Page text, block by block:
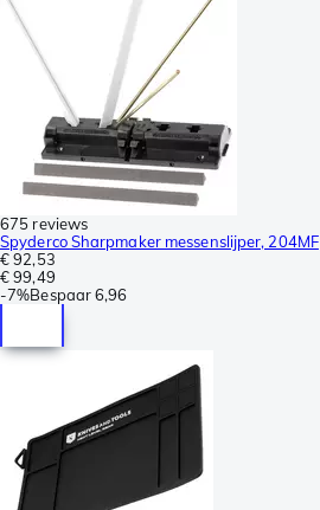
675 reviews
Spyderco Sharpmaker messenslijper, 204MF
€ 92,53
€ 99,49
-7%Bespaar6,96